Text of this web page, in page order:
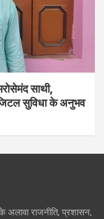
साथी,
सुविधा के अनुभव
अलावा राजनीति, प्रशासन,